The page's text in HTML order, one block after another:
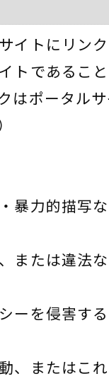
イトにリン
トであるこ
はポータル
暴力的描写
または違法
ーを侵害す
、またはこ